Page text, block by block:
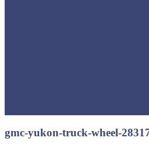
gmc-yukon-truck-wheel-